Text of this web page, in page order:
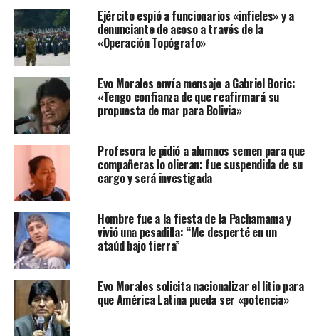
Ejército espió a funcionarios «infieles» y a
denunciante de acoso a través de la
«Operación Topógrafo»
Evo Morales envía mensaje a Gabriel Boric:
«Tengo confianza de que reafirmará su
propuesta de mar para Bolivia»
Profesora le pidió a alumnos semen para que
compañeras lo olieran: fue suspendida de su
cargo y será investigada
Hombre fue a la fiesta de la Pachamama y
vivió una pesadilla: “Me desperté en un
ataúd bajo tierra”
Evo Morales solicita nacionalizar el litio para
que América Latina pueda ser «potencia»